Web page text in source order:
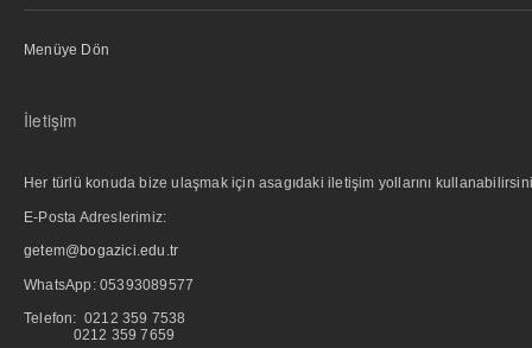
Menüye Dön
İletişim
Her türlü konuda bize ulaşmak için asagıdaki iletişim yollarını
E-Posta Adreslerimiz:
getem@bogazici.edu.tr
WhatsApp: 05393089577
Telefon: 0212 359 7538
0212 359 7659